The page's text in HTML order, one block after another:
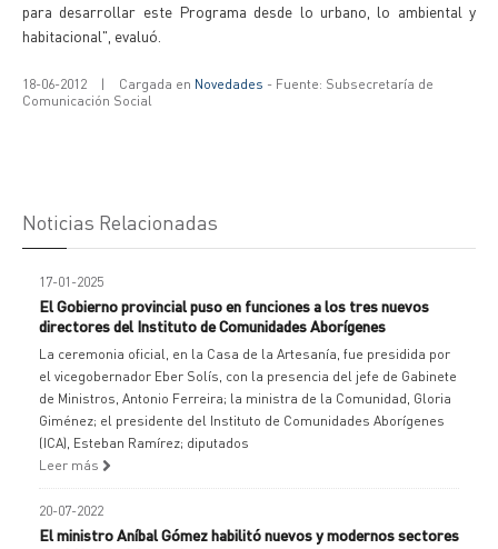
para desarrollar este Programa desde lo urbano, lo ambiental y
habitacional", evaluó.
18-06-2012 | Cargada en Novedades - Fuente: Subsecretaría de
Comunicación Social
Noticias Relacionadas
17-01-2025
El Gobierno provincial puso en funciones a los tres nuevos
directores del Instituto de Comunidades Aborígenes
La ceremonia oficial, en la Casa de la Artesanía, fue presidida por
el vicegobernador Eber Solís, con la presencia del jefe de Gabinete
de Ministros, Antonio Ferreira; la ministra de la Comunidad, Gloria
Giménez; el presidente del Instituto de Comunidades Aborígenes
(ICA), Esteban Ramírez; diputados
Leer más
20-07-2022
El ministro Aníbal Gómez habilitó nuevos y modernos sectores